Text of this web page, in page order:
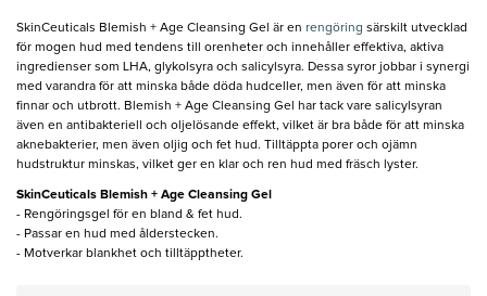
SkinCeuticals Blemish + Age Cleansing Gel är en rengöring särskilt utvecklad
för mogen hud med tendens till orenheter och innehåller effektiva, aktiva
ingredienser som LHA, glykolsyra och salicylsyra. Dessa syror jobbar i synergi
med varandra för att minska både döda hudceller, men även för att minska
finnar och utbrott. Blemish + Age Cleansing Gel har tack vare salicylsyran
även en antibakteriell och oljelösande effekt, vilket är bra både för att minska
aknebakterier, men även oljig och fet hud. Tilltäppta porer och ojämn
hudstruktur minskas, vilket ger en klar och ren hud med fräsch lyster.
SkinCeuticals Blemish + Age Cleansing Gel
- Rengöringsgel för en bland & fet hud.
- Passar en hud med ålderstecken.
- Motverkar blankhet och tilltäpptheter.